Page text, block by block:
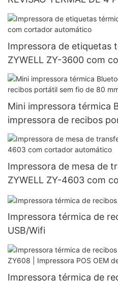
Impressora de etiquetas
ZYWELL ZY-3600 com
Mini impressora térmica
impressora de recibos
Impressora de mesa de
ZYWELL ZY-4603 com
Impressora térmica de
USB/Wifi
Impressora térmica de